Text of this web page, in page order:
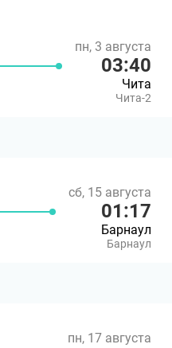
пн, 3 августа
03:40
Чита
Чита-2
сб, 15 августа
01:17
Барнаул
Барнаул
пн, 17 августа